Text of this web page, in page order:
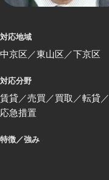
対応地域
中京区 東山区 下京区
対応分野
賃貸 売買 買取 転貸
応急措置
特徴／強み